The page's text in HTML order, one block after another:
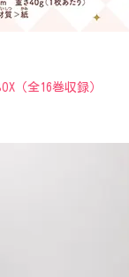
（全16巻収録）